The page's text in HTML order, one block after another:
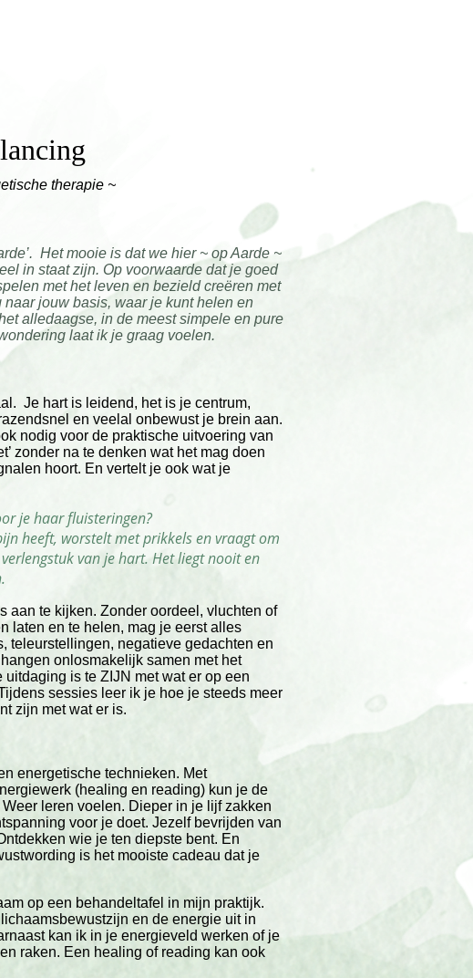
therapie ~
Het mooie is dat we hier ~ op Aarde ~
in staat zijn. Op voorwaarde dat je goed
met het leven en bezield creëren met
jouw basis, waar je kunt helen en
alledaagse, in de meest simpele en pure
laat ik je graag voelen.
Je hart is leidend, het is je centrum,
en veelal onbewust je brein aan.
nodig voor de praktische uitvoering van
zonder na te denken wat het mag doen
hoort. En vertelt je ook wat je
je haar fluisteringen?
heeft, worstelt met prikkels en vraagt om
van je hart. Het liegt nooit en
aan te kijken. Zonder oordeel, vluchten of
laten en te helen, mag je eerst alles
teleurstellingen, negatieve gedachten en
onlosmakelijk samen met het
is te ZIJN met wat er op een
sessies leer ik je hoe je steeds meer
zijn met wat er is.
energetische technieken. Met
(healing en reading) kun je de
leren voelen. Dieper in je lijf zakken
voor je doet. Jezelf bevrijden van
wie je ten diepste bent. En
is het mooiste cadeau dat je
op een behandeltafel in mijn praktijk.
en de energie uit in
kan ik in je energieveld werken of je
raken. Een healing of reading kan ook